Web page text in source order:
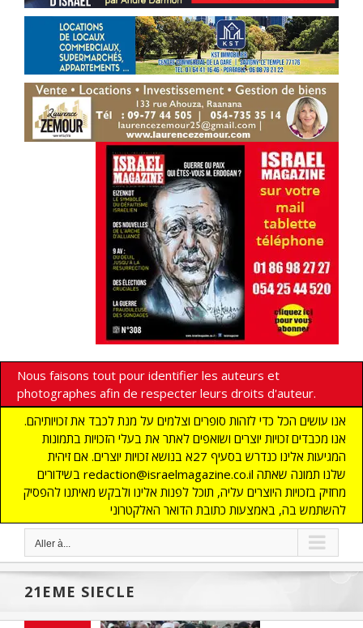
Nous faisons tout pour identifier les auteurs et
photographes afin de respecter leurs droits d'auteur.
אנו עושים הכל כדי לזהות סופרים וצלמים על מנת לכבד את זכויותיהם.
אנו מכבדים זכויות יוצרים ושואפים לאתר את בעלי הזכויות בתמונות
המגיעות אלינו כנדרש בסעיף 27א בנושא זכויות יוצרים. אם זיהית
בשידורים redaction@israelmagazine.co.il שלנו תמונה שאתה
מחזיק בזכויות היוצרים עליה, תוכל לפנות אלינו ולבקש מאיתנו להפסיק
להשתמש בה, באמצעות כתובת הדואר האלקטרוני
Aller à...
21EME SIECLE